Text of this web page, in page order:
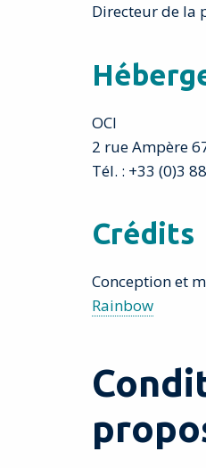
Directeur de la
OCI
2 rue Ampère
Tél. : +33 (0)3
Crédits
Conception et
Rainbow